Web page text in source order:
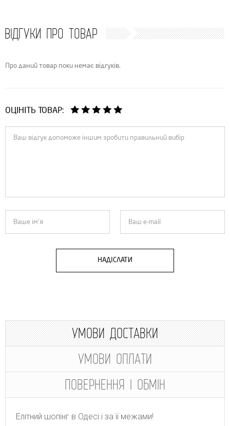
ВІДГУКИ ПРО ТОВАР
Про даний товар поки немає відгуків.
ОЦІНІТЬ ТОВАР:
НАДІСЛАТИ
УМОВИ ДОСТАВКИ
УМОВИ ОПЛАТИ
ПОВЕРНЕННЯ І ОБМІН
Елітний шопінг в Одесі і за її межами!